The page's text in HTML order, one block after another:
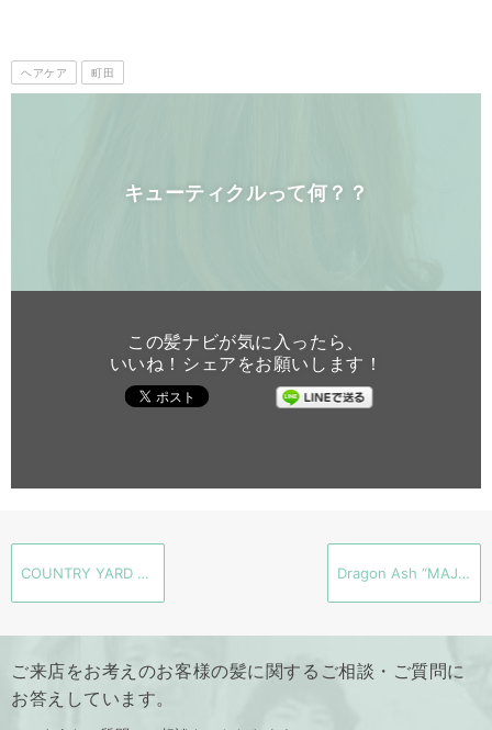
ヘアケア 町田
キューティクルって何？？
この髪ナビが気に入ったら、
いいね！シェアをお願いします！
COUNTRY YARD ONE Dragon Ash “MAJESTIC” 2017.5.31
ご来店をお考えのお客様の髪に関するご相談・ご質問に
お答えしています。